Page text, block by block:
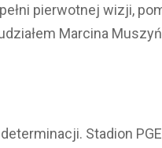
pierwotnej wizji,
Marcina
Stadion